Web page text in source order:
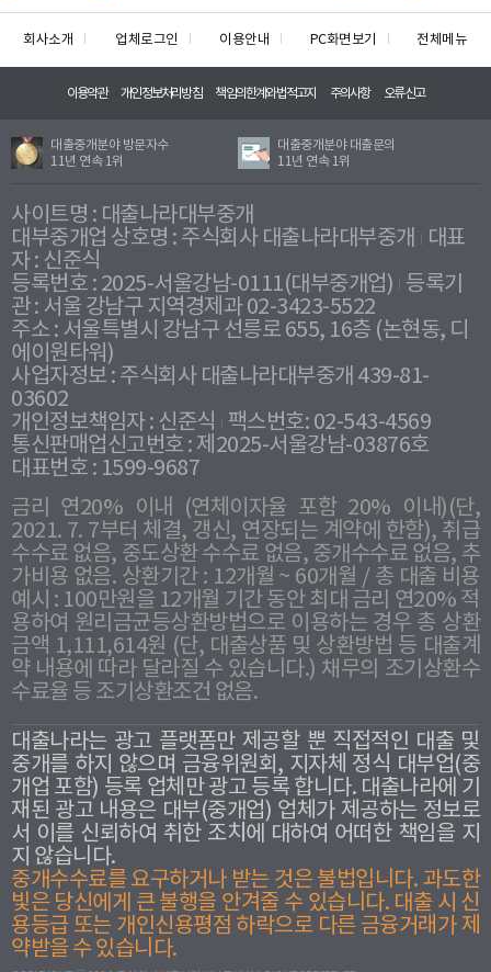
회사소개 업체로그인 이용안내 PC화면보기 전체메뉴
이용약관 개인정보처리방침 책임의한계와법적고지 주의사항 오류신고
대출중개분야 방문자수
11년 연속 1위
대출중개분야 대출문의
11년 연속 1위
사이트명 : 대출나라대부중개
대부중개업 상호명 : 주식회사 대출나라대부중개
대표
자 : 신준식
등록번호 : 2025-서울강남-0111(대부중개업) 등록기
관 : 서울 강남구 지역경제과 02-3423-5522
주소 : 서울특별시 강남구 선릉로 655, 16층 (논현동, 디
에이원타워)
사업자정보 : 주식회사 대출나라대부중개 439-81-
03602
개인정보책임자 : 신준식
팩스번호: 02-543-4569
통신판매업신고번호 : 제2025-서울강남-03876호
대표번호 : 1599-9687
금리 연20% 이내 (연체이자율 포함 20% 이내)(단,
2021. 7. 7부터 체결, 갱신, 연장되는 계약에 한함), 취급
수수료 없음, 중도상환 수수료 없음, 중개수수료 없음, 추
가비용 없음. 상환기간 : 12개월 ~ 60개월 / 총 대출 비용
예시 : 100만원을 12개월 기간 동안 최대 금리 연20% 적
용하여 원리금균등상환방법으로 이용하는 경우 총 상환
금액 1,111,614원 (단, 대출상품 및 상환방법 등 대출계
약 내용에 따라 달라질 수 있습니다.) 채무의 조기상환수
수료율 등 조기상환조건 없음.
대출나라는 광고 플랫폼만 제공할 뿐 직접적인 대출 및
중개를 하지 않으며 금융위원회, 지자체 정식 대부업(중
개업 포함) 등록 업체만 광고 등록 합니다. 대출나라에 기
재된 광고 내용은 대부(중개업) 업체가 제공하는 정보로
서 이를 신뢰하여 취한 조치에 대하여 어떠한 책임을 지
지 않습니다.
중개수수료를 요구하거나 받는 것은 불법입니다. 과도한
빛은 당신에게 큰 불행을 안겨줄 수 있습니다. 대출 시 신
용등급 또는 개인신용평점 하락으로 다른 금융거래가 제
약받을 수 있습니다.